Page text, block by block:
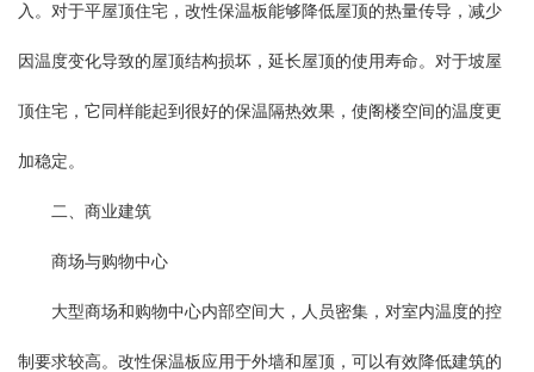
入。对于平屋顶住宅，改性保温板能够降低屋顶的热量传导，减少
因温度变化导致的屋顶结构损坏，延长屋顶的使用寿命。对于坡屋
顶住宅，它同样能起到很好的保温隔热效果，使阁楼空间的温度更
加稳定。
二、商业建筑
商场与购物中心
大型商场和购物中心内部空间大，人员密集，对室内温度的控
制要求较高。改性保温板应用于外墙和屋顶，可以有效降低建筑的